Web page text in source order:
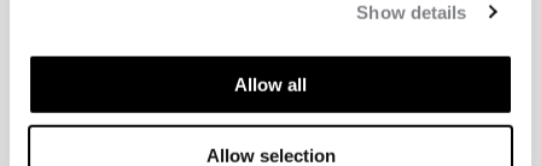
Show details
Allow all
Allow selection